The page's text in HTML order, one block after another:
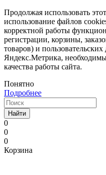
Продолжая использовать
использование файлов
корректной работы
регистрации, корзины,
товаров) и
Яндекс.Метрика,
качества работы сайта.
Понятно
Подробнее
Найти
0
0
0
Корзина